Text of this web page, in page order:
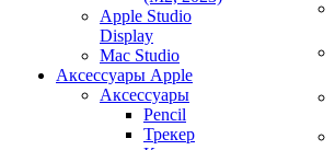
Apple Studio
Display
Mac Studio
Аксессуары Apple
Аксессуары
Pencil
Трекер